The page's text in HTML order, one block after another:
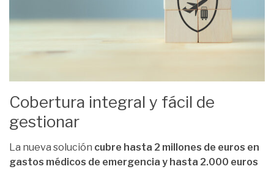
Cobertura integral y fácil de
gestionar
La nueva solución cubre hasta 2 millones de euros en
gastos médicos de emergencia y hasta 2.000 euros